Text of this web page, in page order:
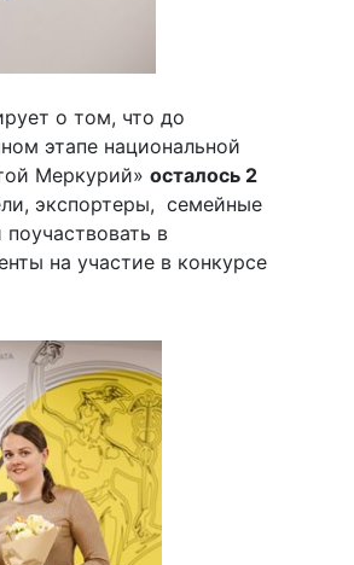
о том, что до
этапе национальной
Меркурий» осталось 2
экспортеры, семейные
в
на участие в конкурсе